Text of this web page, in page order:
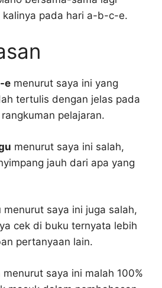
kalinya pada hari a-b-c-e.
e menurut saya ini yang
tertulis dengan jelas pada
pelajaran.
menurut saya ini salah,
jauh dari apa yang
menurut saya ini juga salah,
cek di buku ternyata lebih
pertanyaan lain.
menurut saya ini malah 100%